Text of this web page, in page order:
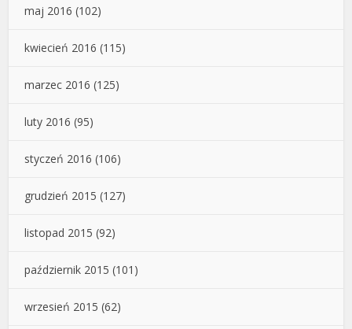
maj 2016 (102)
kwiecień 2016 (115)
marzec 2016 (125)
luty 2016 (95)
styczeń 2016 (106)
grudzień 2015 (127)
listopad 2015 (92)
październik 2015 (101)
wrzesień 2015 (62)